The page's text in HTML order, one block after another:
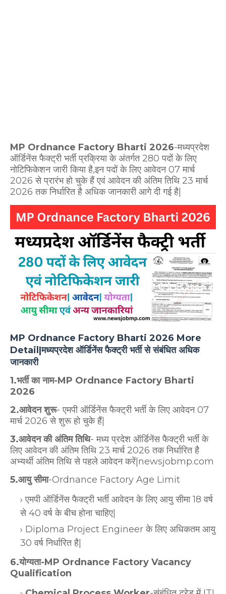
MP Ordnance Factory Bharti 2026-मध्यप्रदेश
ऑर्डिनेंस फैक्ट्री भर्ती प्रक्रिया के अंतर्गत 280 पदों के लिए
नोटिफिकेशन जारी किया है,इन पदों के लिए आवेदन 07 मार्च
2026 से प्रारंभ हो चुके हैं एवं आवेदन की अंतिम तिथि 23 मार्च
2026 तक निर्धारित है अधिक जानकारी आगे दी गई है|
MP Ordnance Factory Bharti 2026 More
Detail|मध्यप्रदेश ऑर्डिनेंस फैक्ट्री भर्ती से संबंधित अधिक
जानकारी
1.भर्ती का नाम-MP Ordnance Factory Bharti
2026
2.आवेदनशुरू- एमपी ऑर्डिनेंस फैक्ट्री भर्ती के लिए आवेदन 07
मार्च 2026 से शुरू हो चुके हैं|
3.आवेदन की अंतिम तिथि- मध्य प्रदेश ऑर्डिनेंस फैक्ट्री भर्ती के
लिए आवेदन की अंतिम तिथि 23 मार्च 2026 तक निर्धारित है
अभ्यर्थी अंतिम तिथि से पहले आवेदन करें|newsjobmp.com
5.आयु सीमा-Ordnance Factory Age Limit
एमपी ऑर्डिनेंस फैक्ट्री भर्ती आवेदन के लिए आयु सीमा 18 वर्ष
से 40 वर्ष के बीच होना चाहिए|
Diploma Project Engineer के लिए अधिकतम आयु
30 वर्ष निर्धारित है|
6.योग्यता-MP Ordnance Factory Vacancy
Qualification